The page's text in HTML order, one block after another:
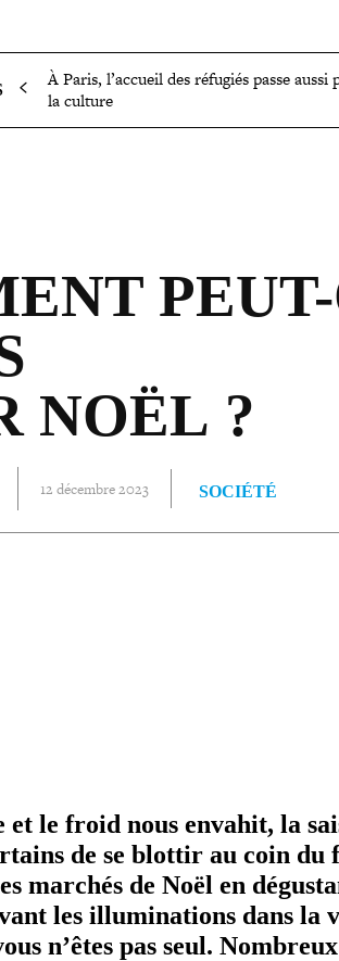
À Paris, l’accueil des réfugiés passe aussi
la culture
NOËL ?
12 décembre 2023 SOCIÉTÉ
et le froid nous envahit, la
de se blottir au coin du
marchés de Noël en
les illu­mi­na­tions dans la
n’êtes pas seul.